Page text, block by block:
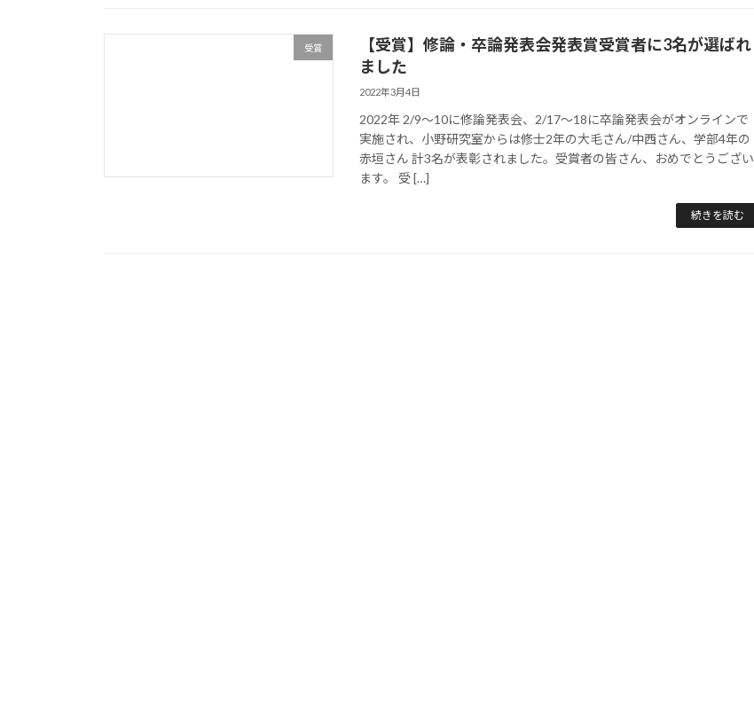
受賞
【受賞】修論・卒論発表会発表賞受賞者に3名が選ばれ
ました
2022年3月4日
2022年 2/9〜10に修論発表会、2/17〜18に卒論発表会がオンラインで
実施され、小野研究室からは修士2年の大毛さん/中西さん、学部4年の
赤垣さん 計3名が表彰されました。受賞者の皆さん、おめでとうござい
ます。 受 […]
続きを読む